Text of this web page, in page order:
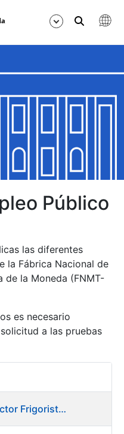
Público
las diferentes
la Fábrica Nacional de
de la Moneda (FNMT-
es necesario
a las pruebas
OE 11/26 - Oficial 1ª Calefactor Frigorista. Fábrica de Papel